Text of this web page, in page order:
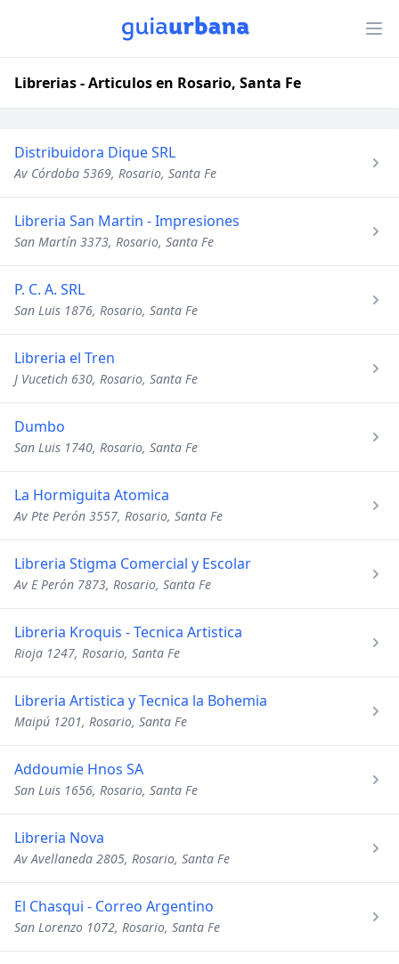
Librerias - Articulos en Rosario, Santa Fe
Distribuidora Dique SRL
Av Córdoba 5369, Rosario, Santa Fe
Libreria San Martin - Impresiones
San Martín 3373, Rosario, Santa Fe
P. C. A. SRL
San Luis 1876, Rosario, Santa Fe
Libreria el Tren
J Vucetich 630, Rosario, Santa Fe
Dumbo
San Luis 1740, Rosario, Santa Fe
La Hormiguita Atomica
Av Pte Perón 3557, Rosario, Santa Fe
Libreria Stigma Comercial y Escolar
Av E Perón 7873, Rosario, Santa Fe
Libreria Kroquis - Tecnica Artistica
Rioja 1247, Rosario, Santa Fe
Libreria Artistica y Tecnica la Bohemia
Maipú 1201, Rosario, Santa Fe
Addoumie Hnos SA
San Luis 1656, Rosario, Santa Fe
Libreria Nova
Av Avellaneda 2805, Rosario, Santa Fe
El Chasqui - Correo Argentino
San Lorenzo 1072, Rosario, Santa Fe